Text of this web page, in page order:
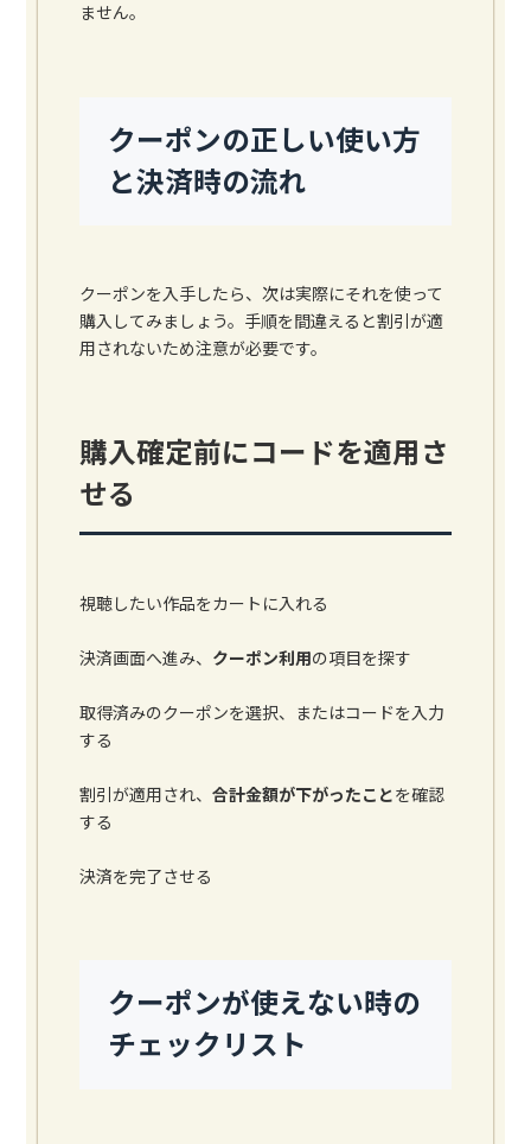
ません。
クーポンの正しい使い方
と決済時の流れ
クーポンを入手したら、次は実際にそれを使って
購入してみましょう。手順を間違えると割引が適
用されないため注意が必要です。
購入確定前にコードを適用さ
せる
視聴したい作品をカートに入れる
決済画面へ進み、 クーポン利用の項目を探す
取得済みのクーポンを選択、またはコードを入力
する
割引が適用され、合計金額が下がったことを確認
する
決済を完了させる
クーポンが使えない時の
チェックリスト